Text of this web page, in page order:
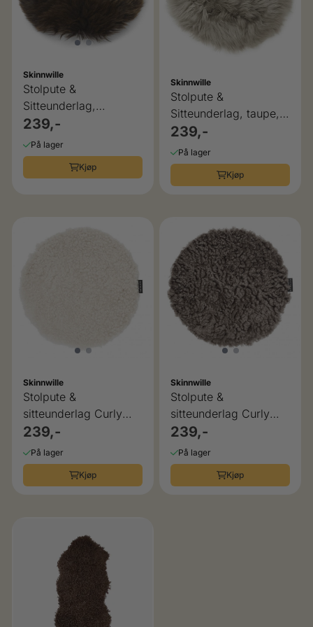
Skinnwille
Stolpute &
Sitteunderlag,
naturbrun, Skinnwille
239,-
På lager
Kjøp
Skinnwille
Stolpute &
Sitteunderlag, taupe,
Skinnwille
239,-
På lager
Kjøp
Skinnwille
Stolpute &
sitteunderlag Curly
moonlight Skinnwille
239,-
På lager
Kjøp
Skinnwille
Stolpute &
sitteunderlag Curly
sahara Skinnwille
239,-
På lager
Kjøp